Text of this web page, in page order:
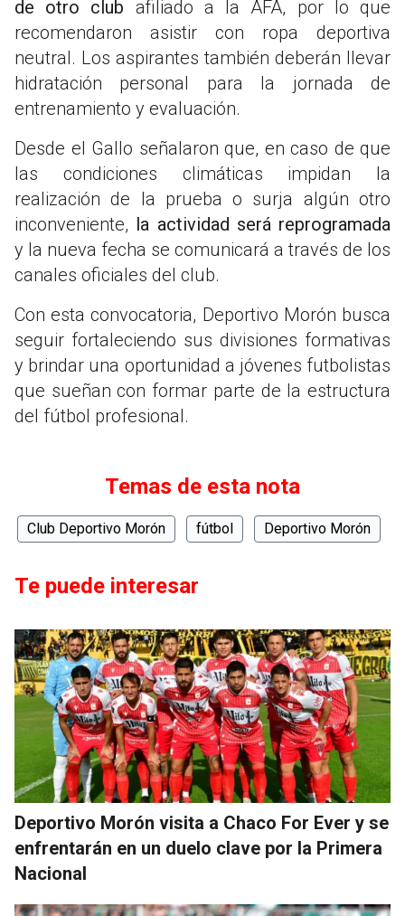
de otro club afiliado a la AFA, por lo que
recomendaron asistir con ropa deportiva
neutral. Los aspirantes también deberán llevar
hidratación personal para la jornada de
entrenamiento y evaluación.
Desde el Gallo señalaron que, en caso de que
las condiciones climáticas impidan la
realización de la prueba o surja algún otro
inconveniente, la actividad será reprogramada
y la nueva fecha se comunicará a través de los
canales oficiales del club.
Con esta convocatoria, Deportivo Morón busca
seguir fortaleciendo sus divisiones formativas
y brindar una oportunidad a jóvenes futbolistas
que sueñan con formar parte de la estructura
del fútbol profesional.
Temas de esta nota
Club Deportivo Morón fútbol Deportivo Morón
Te puede interesar
Deportivo Morón visita a Chaco For Ever y se
enfrentarán en un duelo clave por la Primera
Nacional